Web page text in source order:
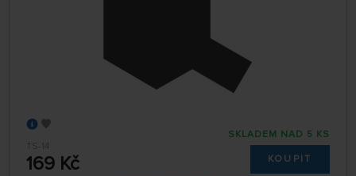
TS-14
169 Kč
SKLADEM NAD 5 KS
KOUPIT